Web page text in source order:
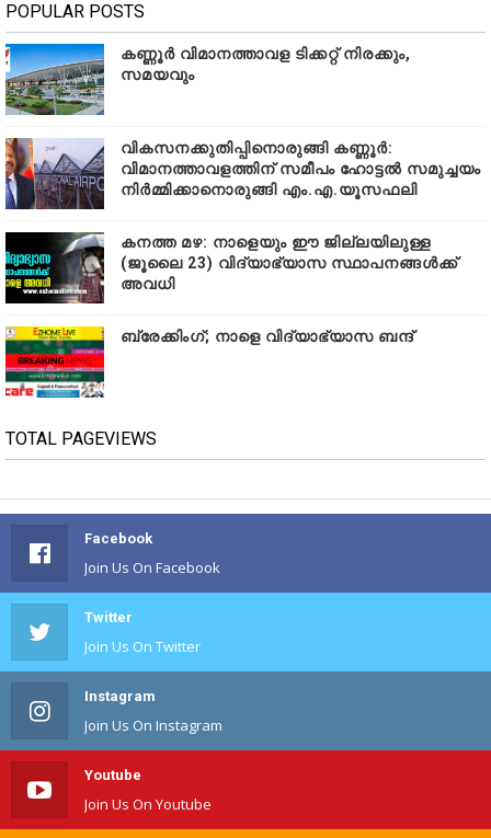
POPULAR POSTS
കണ്ണൂർ വിമാനത്താവള ടിക്കറ്റ് നിരക്കും,
സമയവും
വികസനക്കുതിപ്പിനൊരുങ്ങി കണ്ണൂർ:
വിമാനത്താവളത്തിന് സമീപം ഹോട്ടൽ സമുച്ചയം
നിർമ്മിക്കാനൊരുങ്ങി എം.എ.യൂസഫലി
കനത്ത മഴ: നാളെയും ഈ ജില്ലയിലുള്ള
(ജൂലൈ 23) വിദ്യാഭ്യാസ സ്ഥാപനങ്ങൾക്ക്
അവധി
ബ്രേക്കിംഗ്; നാളെ വിദ്യാഭ്യാസ ബന്ദ്
TOTAL PAGEVIEWS
Facebook
Join Us On Facebook
Twitter
Join Us On Twitter
Instagram
Join Us On Instagram
Youtube
Join Us On Youtube